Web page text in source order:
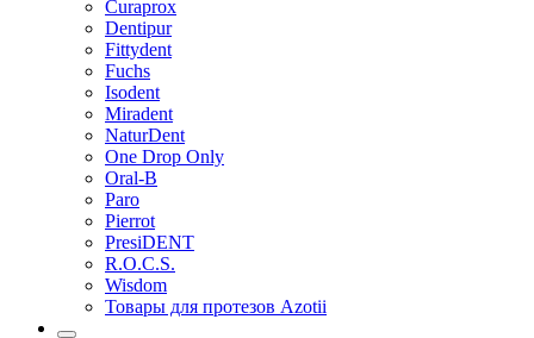
Curaprox
Dentipur
Fittydent
Fuchs
Isodent
Miradent
NaturDent
One Drop Only
Oral-B
Paro
Pierrot
PresiDENT
R.O.C.S.
Wisdom
Товары для протезов Azotii